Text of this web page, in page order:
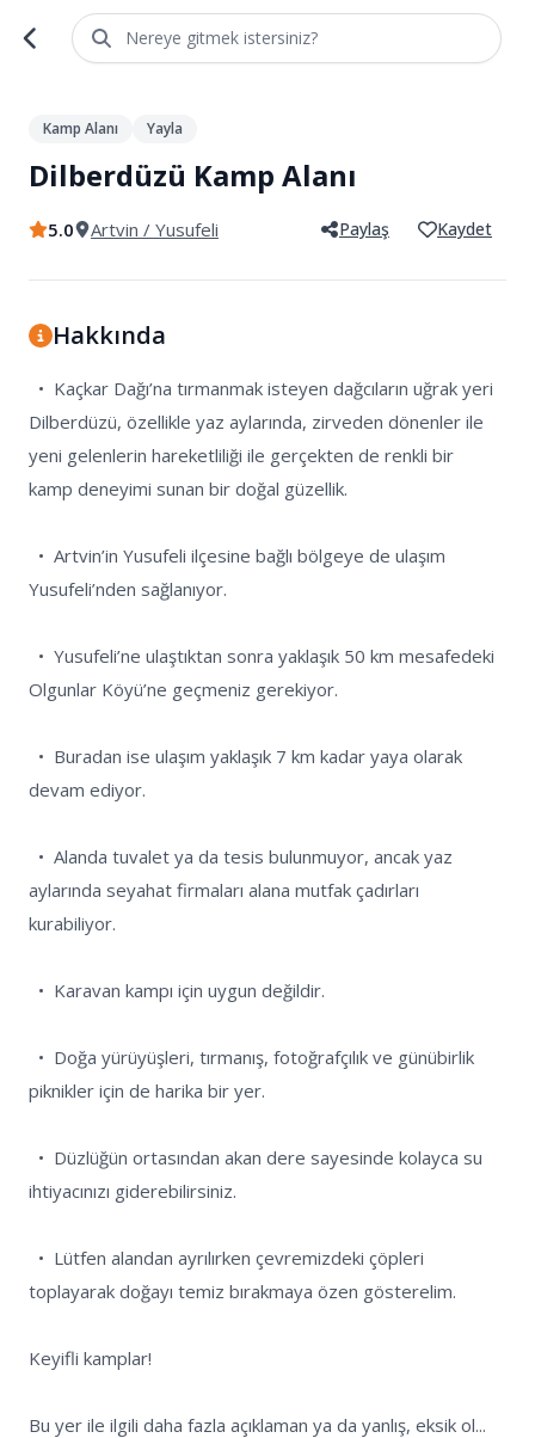
Nereye gitmek istersiniz?
/4
Kamp Alanı Yayla
Dilberdüzü Kamp Alanı
5.0 Artvin / Yusufeli Paylaş Kaydet
Hakkında
Dilberdüzü, özellikle yaz aylarında, zirveden dönenler ile
yeni gelenlerin hareketliliği ile gerçekten de renkli bir
kamp deneyimi sunan bir doğal güzellik.
Yusufeli’nden sağlanıyor.
Olgunlar Köyü’ne geçmeniz gerekiyor.
devam ediyor.
aylarında seyahat firmaları alana mutfak çadırları
kurabiliyor.
piknikler için de harika bir yer.
ihtiyacınızı giderebilirsiniz.
toplayarak doğayı temiz bırakmaya özen gösterelim.
Keyifli kamplar!
Bu yer ile ilgili daha fazla açıklaman ya da yanlış, eksik ol...